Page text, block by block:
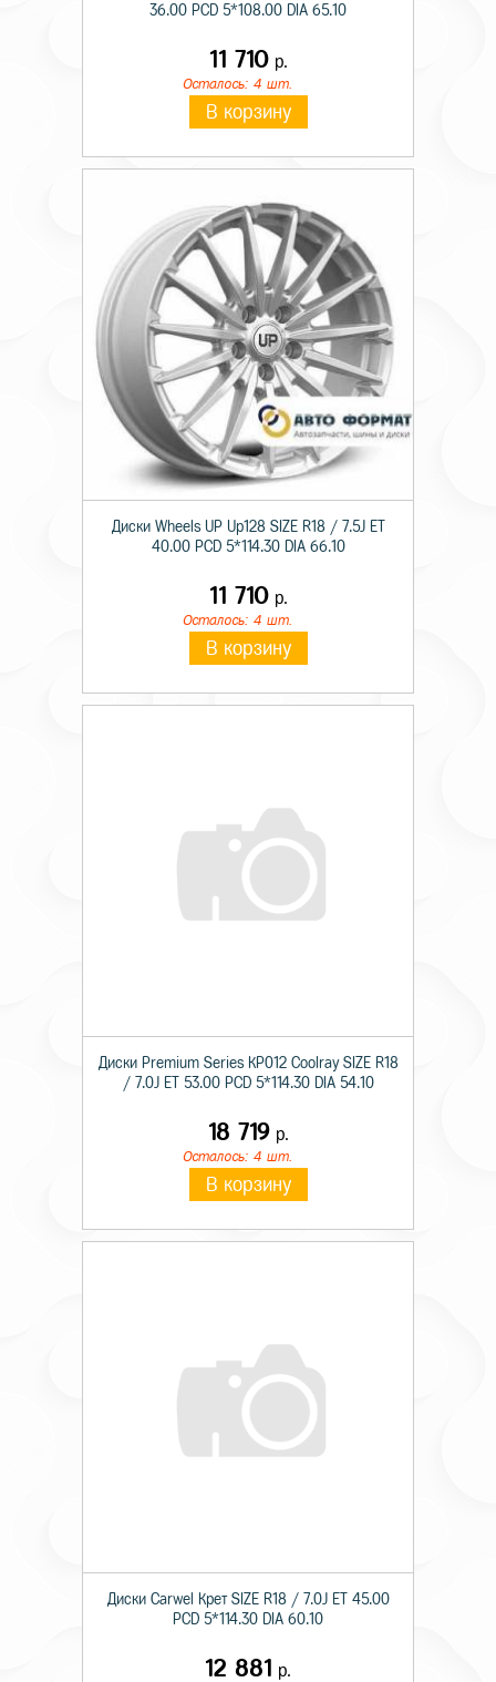
36.00 PCD 5*108.00 DIA 65.10
11 710р.
Осталось: 4 шт.
В корзину
Диски Wheels UP Up128 SIZE R18 / 7.5J ET
40.00 PCD 5*114.30 DIA 66.10
11 710р.
Осталось: 4 шт.
В корзину
Диски Premium Series КР012 Coolray SIZE R18
/ 7.0J ET 53.00 PCD 5*114.30 DIA 54.10
18 719р.
Осталось: 4 шт.
В корзину
Диски Carwel Крет SIZE R18 / 7.0J ET 45.00
PCD 5*114.30 DIA 60.10
12 881 р.